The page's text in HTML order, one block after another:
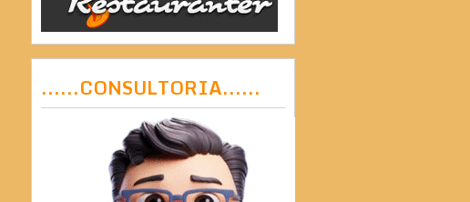
......CONSULTORIA......